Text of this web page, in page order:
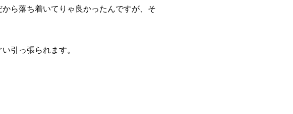
ら落ち着いてりゃ良かったんですが、そ
引っ張られます。